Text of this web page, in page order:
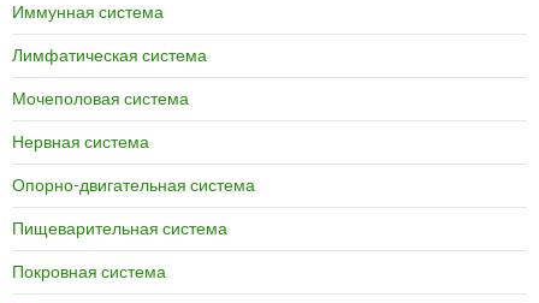
Иммунная система
Лимфатическая система
Мочеполовая система
Нервная система
Опорно-двигательная система
Пищеварительная система
Покровная система